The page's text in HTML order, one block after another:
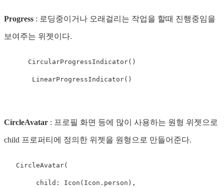
Progress : 로딩중이거나 오래걸리는 작업을 할때 진행중임을
보여주는 위젯이다.
      CircularProgressIndicator()
       LinearProgressIndicator()
CircleAvatar : 프로필 화면 등에 많이 사용하는 원형 위젯으로
child 프로퍼티에 정의한 위젯을 원형으로 만들어준다.
   CircleAvatar(
        child: Icon(Icon.person),